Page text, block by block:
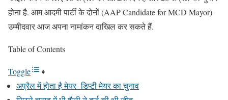
होना है. आम आदमी पार्टी के दोनों (AAP Candidate for MCD Mayor)
उम्मीदवार आज अपना नामांकन दाखिल कर सकते हैं.
Table of Contents
Toggle
अप्रैल में होता है मेयर- डिप्टी मेयर का चुनाव